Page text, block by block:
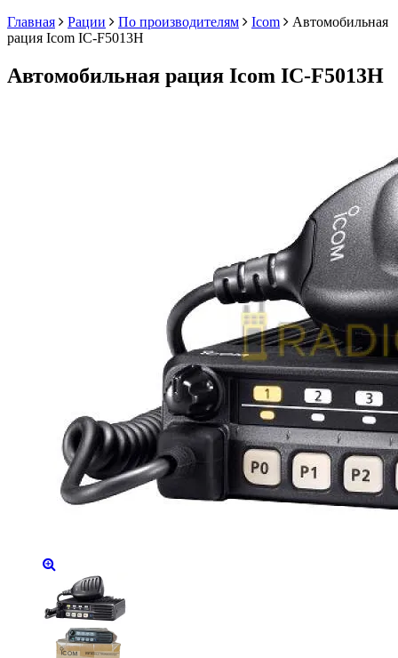
Главная
Рации По производителям Icom
Автомобильная
рация Icom IC-F5013H
Автомобильная рация Icom IC-F5013H